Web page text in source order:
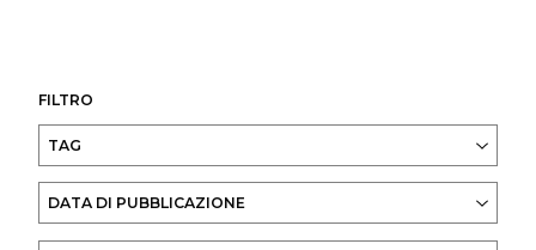
FILTRO
TAG
DATA DI PUBBLICAZIONE